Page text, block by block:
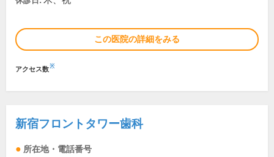
この医院の詳細をみる
アクセス数※
新宿フロントタワー歯科
所在地・電話番号